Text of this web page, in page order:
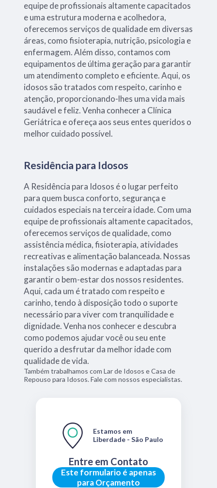
equipe de profissionais altamente capacitados
e uma estrutura moderna e acolhedora,
oferecemos serviços de qualidade em diversas
áreas, como fisioterapia, nutrição, psicologia e
enfermagem. Além disso, contamos com
equipamentos de última geração para garantir
um atendimento completo e eficiente. Aqui, os
idosos são tratados com respeito, carinho e
atenção, proporcionando-lhes uma vida mais
saudável e feliz. Venha conhecer a Clínica
Geriátrica e ofereça aos seus entes queridos o
melhor cuidado possível.
Residência para Idosos
A Residência para Idosos é o lugar perfeito
para quem busca conforto, segurança e
cuidados especiais na terceira idade. Com uma
equipe de profissionais altamente capacitados,
oferecemos serviços de qualidade, como
assistência médica, fisioterapia, atividades
recreativas e alimentação balanceada. Nossas
instalações são modernas e adaptadas para
garantir o bem-estar dos nossos residentes.
Aqui, cada um é tratado com respeito e
carinho, tendo à disposição todo o suporte
necessário para viver com tranquilidade e
dignidade. Venha nos conhecer e descubra
como podemos ajudar você ou seu ente
querido a desfrutar da melhor idade com
qualidade de vida.
Também trabalhamos com Lar de Idosos e Casa de
Repouso para Idosos. Fale com nossos especialistas.
Este formulario é apenas
para Orçamento
Entre em Contato
Estamos em
Liberdade - São Paulo